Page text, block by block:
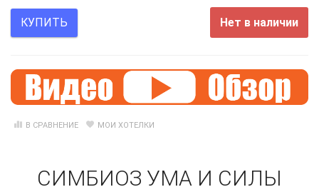
КУПИТЬ Нет в наличии
В СРАВНЕНИЕ МОИ ХОТЕЛКИ
СИМБИОЗ УМА И СИЛЫ